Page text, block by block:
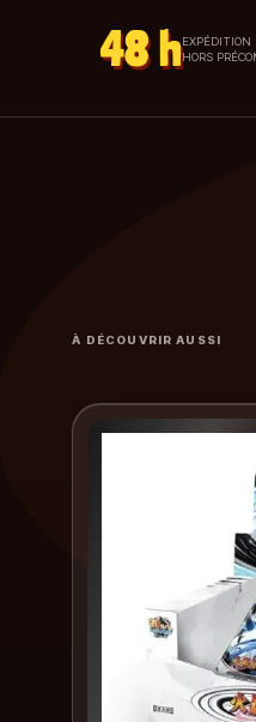
48 hEXPÉDITION
HORS
À DÉCOUVRIR AUSSI